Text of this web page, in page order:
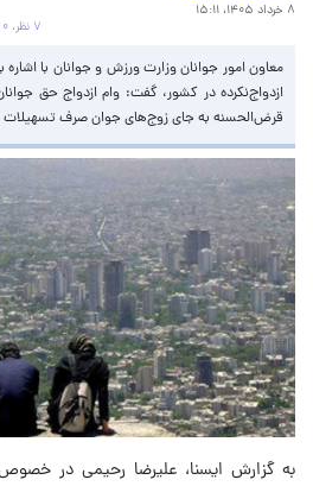
۸ خرداد ۱۴۰۵، ۱۵:۱۱
۷ نظر، ۰ در صف انتشار و ۲ تکراری یا غیرقابل انتشار
ازدواج‌نکرده در کشور، گفت: وام ازدواج حق
قرض‌الحسنه به جای زوج‌های جوان صرف تسهیلات
به گزارش ایسنا، علیرضا رحیمی در